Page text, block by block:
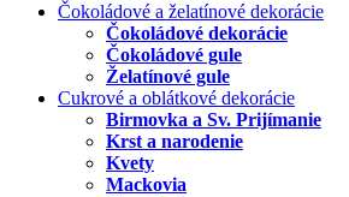
Čokoládové a želatínové dekorácie
Čokoládové dekorácie
Čokoládové gule
Želatínové gule
Cukrové a oblátkové dekorácie
Birmovka a Sv. Prijímanie
Krst a narodenie
Kvety
Mackovia